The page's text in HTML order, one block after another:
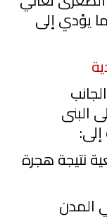
يؤدي إلى
البنى
نتيجة هجرة
المدن